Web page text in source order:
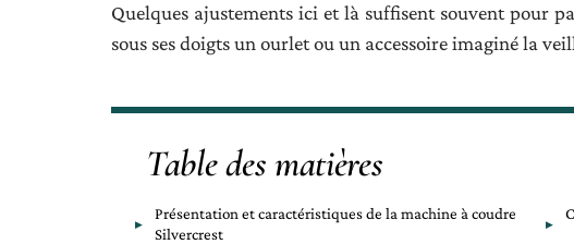
Quelques ajustements ici et là suffisent souvent pour
sous ses doigts un ourlet ou un accessoire imaginé la
Table des matières
Présentation et caractéristiques de la machine à coudre
Silvercrest